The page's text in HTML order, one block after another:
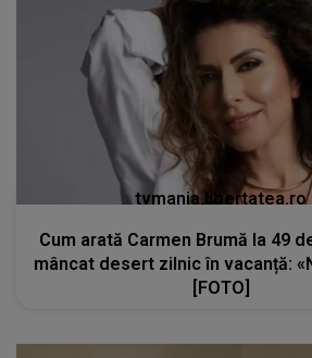
tvmania.libertatea.ro
Cum arată Carmen Brumă la 49
mâncat desert zilnic în vacanță:
[FOTO]